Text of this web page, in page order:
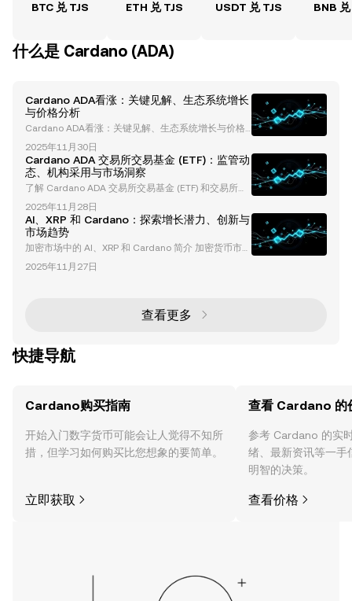
BTC 兑 TJS ETH 兑 TJS USDT 兑 TJS BNB
什么是 Cardano (ADA)
Cardano ADA看涨：关键见解、生态系统增长
与价格分析
Cardano ADA看涨：关键见解、生态系统增长与价格
分析 Cardano（ADA）凭借其创新的区块链技术和不
断增长的生态系统，已成为加密货币领域的一个重要参
与者。尽管因其缓慢的增长和营销挑战而受到批评，C
ardano仍然吸引了作为长期稳定投资的关注。本文深
入探讨了推动“Cardano ADA看涨”叙述的因素，包括
生态系统发展、技术分析及其长期价值主张。 Cardan
o的品牌与营销挑战 Card
2025年11月30日
Cardano ADA 交易所交易基金 (ETF)：监管动
态、机构采用与市场洞察
了解 Cardano ADA 交易所交易基金 (ETF) 和交易所交
易产品 (ETP) Cardano ADA 交易所交易基金 (ETF) 已
成为加密货币投资领域的焦点。尽管通常被称为 ETF，
但其中许多产品实际上是交易所交易产品 (ETP)，这一
区别由 Cardano 基金会首席执行官 Frederik Gregaar
d 强调。本文深入探讨了 ADA ETF 和 ETP 的最新动
态、监管进展、机
2025年11月28日
AI、XRP 和 Cardano：探索增长潜力、创新与
市场趋势
加密市场中的 AI、XRP 和 Cardano 简介 加密货币市场
正在经历快速变革，XRP、Cardano 和基于 AI 的区块
链解决方案正成为关键角色。这些技术不仅在塑造去中
力，研究 AI 在区块链项目中的作用，并分析影响这些
发展的宏观经济趋势。 XRP 的价格预测与增长潜力 XR
2025年11月27日
查看更多
快捷导航
Cardano购买指南
开始入门数字货币可能会让人觉得不知所
措，但学习如何购买比您想象的要简单。
立即获取
查看 Cardano 的
参考 Cardano 的实
绪、最新资讯等一手
明智的决策。
查看价格